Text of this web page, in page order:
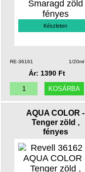
Készleten
RE-36161 1/20ml
Ár: 1390 Ft
AQUA COLOR -
Tenger zöld ,
fényes